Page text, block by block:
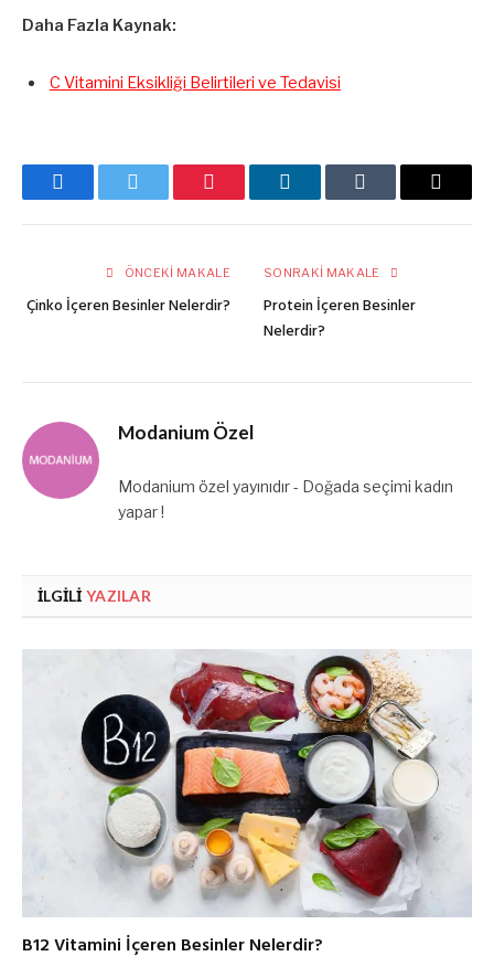
Daha Fazla Kaynak:
C Vitamini Eksikliği Belirtileri ve Tedavisi
FacebookTwitter Pinterest LinkedInTumblr
E-
ÖNCEKI MAKALE
Çinko İçeren Besinler Nelerdir?
SONRAKI MAKALE
Protein İçeren Besinler
Nelerdir?
Modanium Özel
Modanium özel yayınıdır - Doğada seçimi kadın
yapar !
İLGILI YAZILAR
B12 Vitamini İçeren Besinler Nelerdir?